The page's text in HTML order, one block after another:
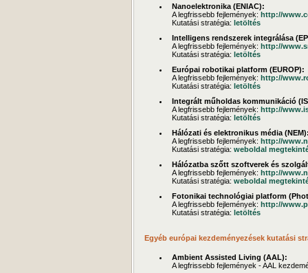
Nanoelektronika (ENIAC):
A legfrissebb fejlemények: http://
Kutatási stratégia: letöltés
Intelligens rendszerek integrálása
A legfrissebb fejlemények: http://
Kutatási stratégia: letöltés
Európai robotikai platform (EUROP):
A legfrissebb fejlemények: http://
Kutatási stratégia: letöltés
Integrált műholdas kommunikáció
A legfrissebb fejlemények: http://
Kutatási stratégia: letöltés
Hálózati és elektronikus média
A legfrissebb fejlemények: http://
Kutatási stratégia: weboldal
Hálózatba szőtt szoftverek és
A legfrissebb fejlemények: http://
Kutatási stratégia: weboldal
Fotonikai technológiai platform
A legfrissebb fejlemények: http://
Kutatási stratégia: letöltés
Egyéb európai kezdeményezések kutatási
Ambient Assisted Living (AAL):
A legfrissebb fejlemények - AAL